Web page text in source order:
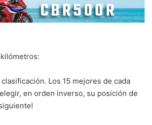
kilómetros:
Los 15 mejores de cada
en orden inverso, su posición de